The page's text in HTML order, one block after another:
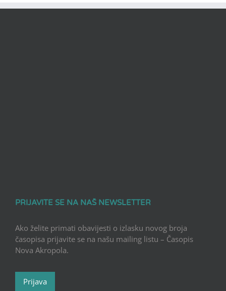
PRIJAVITE SE NA NAŠ NEWSLETTER
Ako želite primati obavijesti o izlasku novog broja
časopisa prijavite se na našu mailing listu – Časopis
Nova Akropola.
Prijava